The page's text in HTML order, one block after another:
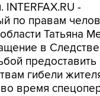
-
по правам
Татьяна
в
гибели
время